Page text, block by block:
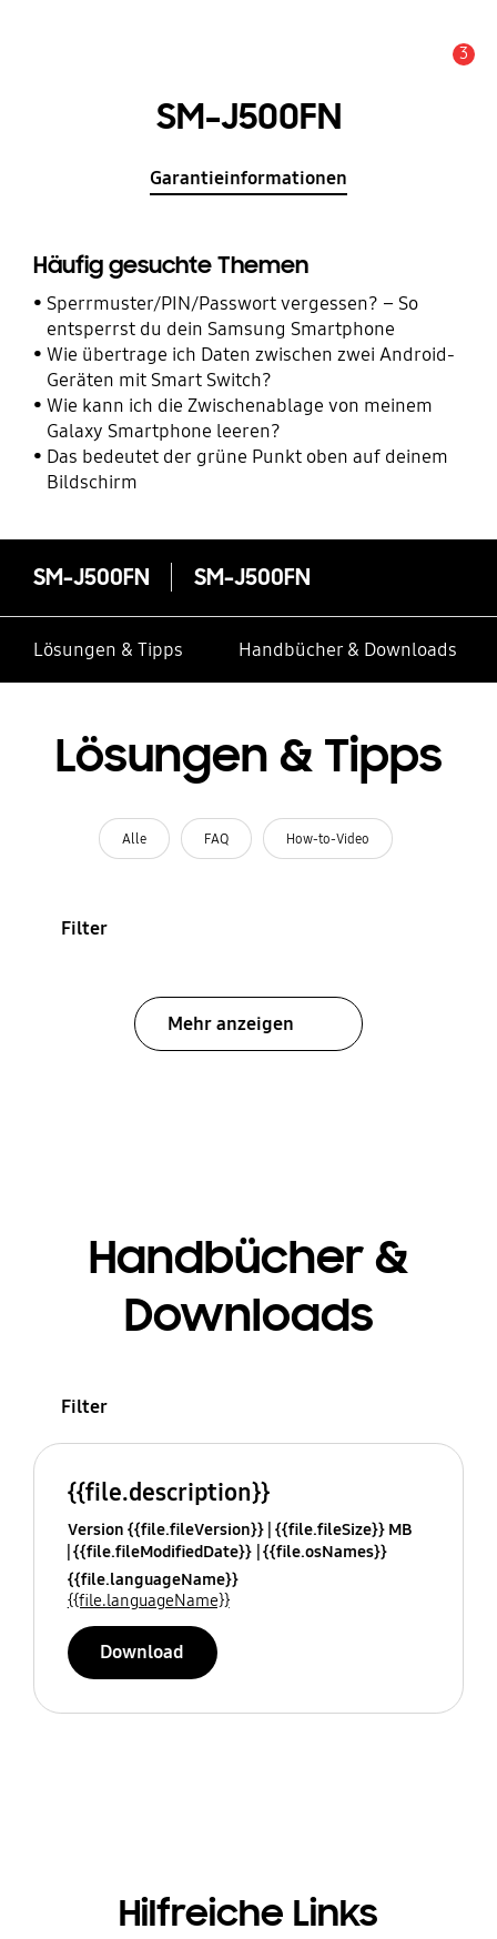
3
SM-J500FN
Garantieinformationen
Häufig gesuchte Themen
Sperrmuster/PIN/Passwort vergessen? – So
entsperrst du dein Samsung Smartphone
Wie übertrage ich Daten zwischen zwei Android-
Geräten mit Smart Switch?
Wie kann ich die Zwischenablage von meinem
Galaxy Smartphone leeren?
Das bedeutet der grüne Punkt oben auf deinem
Bildschirm
SM-J500FN SM-J500FN
Lösungen & Tipps Handbücher & Downloads
Lösungen & Tipps
Alle FAQ How-to-Video
Filter
Mehr anzeigen
Handbücher &
Downloads
Filter
{{file.description}}
Version {{file.fileVersion}} {{file.fileSize}} MB
{{file.fileModifiedDate}} {{file.osNames}}
{{file.languageName}}
{{file.languageName}}
Download
Hilfreiche Links